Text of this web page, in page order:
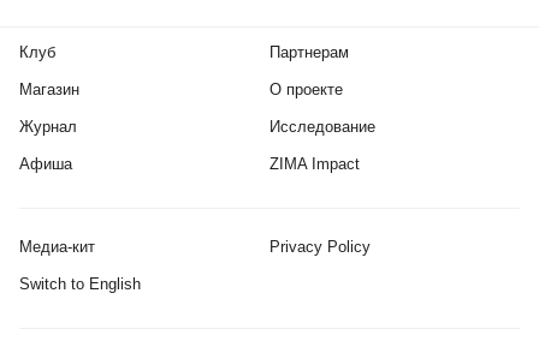
Клуб
Магазин
Журнал
Афиша
Партнерам
О проекте
Исследование
ZIMA Impact
Медиа-кит Privacy Policy
Switch to English